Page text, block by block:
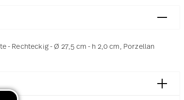
- Rechteckig - Ø 27,5 cm - h 2,0 cm, Porzellan